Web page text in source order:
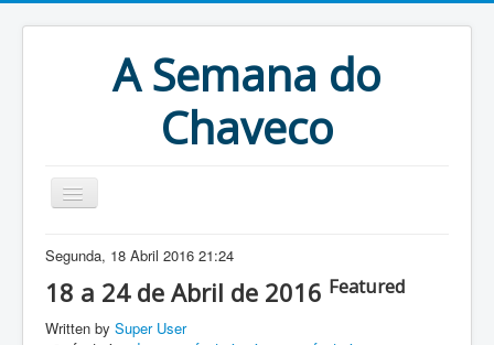
A Semana do
Chaveco
Home
Anteriores
Antigonas
Segunda, 18 Abril 2016 21:24
18 a 24 de Abril de 2016 Featured
Written by Super User